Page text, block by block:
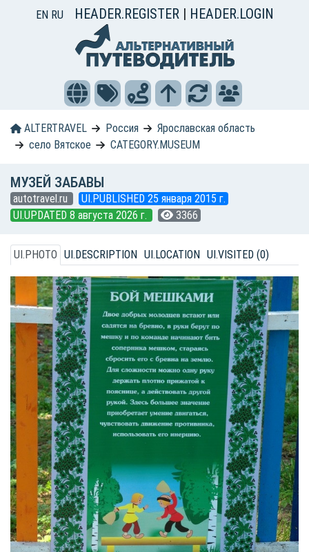
EN RU HEADER.REGISTER | HEADER.LOGIN
ALTERTRAVEL Россия
Ярославская область
село Вятское
CATEGORY.MUSEUM
МУЗЕЙ ЗАБАВЫ
autotravel.ru
UI.PUBLISHED 25 января 2015 г.
UI.UPDATED 8 августа 2026 г.
3366
UI.PHOTO UI.DESCRIPTION UI.LOCATION UI.VISITED (0)